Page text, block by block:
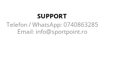
SUPPORT
Telefon / WhatsApp: 0740863285
Email: info@sportpoint.ro